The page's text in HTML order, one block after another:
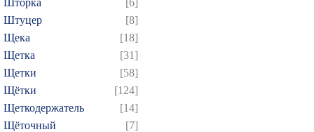
Шторка
[6]
Штуцер
[8]
Щека
[18]
Щетка
[31]
Щетки
[58]
Щётки
[124]
Щеткодержатель
[14]
Щёточный
[7]